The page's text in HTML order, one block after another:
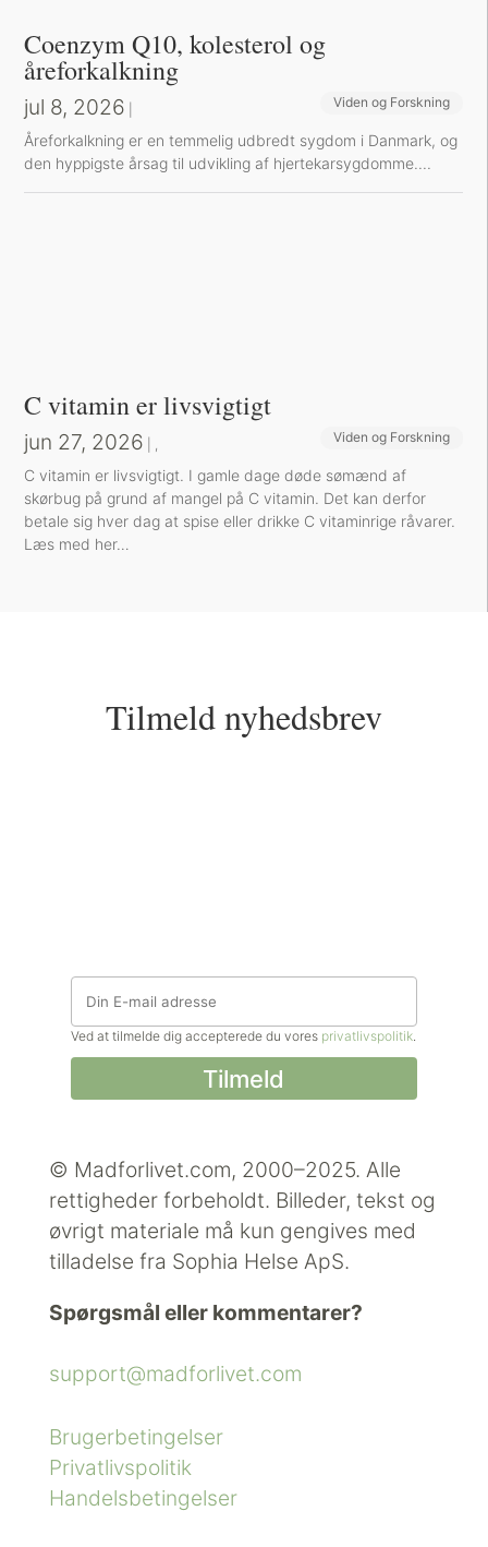
Coenzym Q10, kolesterol og
åreforkalkning
jul 8, 2026 Viden og Forskning
Å​reforkalkning er en temmelig udbredt sygdom i Danmark, og
den hyppigste årsag til udvikling af hjertekarsygdomme....
C vitamin er livsvigtigt
jun 27, 2026 Sund inspiration
Viden og Forskning
C vitamin er livsvigtigt. I gamle dage døde sømænd af
skørbug på grund af mangel på C vitamin. Det kan derfor
betale sig hver dag at spise eller drikke C vitaminrige råvarer.
Læs med her…
Tilmeld nyhedsbrev
Ved at tilmelde dig accepterede du vores privatlivspolitik.
© Madforlivet.com, 2000–2025. Alle
rettigheder forbeholdt. Billeder, tekst og
øvrigt materiale må kun gengives med
tilladelse fra Sophia Helse ApS.
Spørgsmål eller kommentarer?
support@madforlivet.com
Brugerbetingelser
Privatlivspolitik
Handelsbetingelser